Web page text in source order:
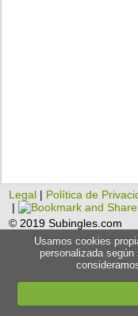
Legal | Política de
|
© 2019 Subingles.com
Usamos cookies
personalizada